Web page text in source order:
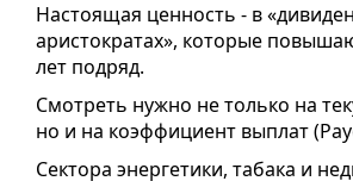
Настоящая ценность - в
аристократах», которые
лет подряд.
Смотреть нужно не только на
но и на коэффициент выплат
Сектора энергетики, табака и